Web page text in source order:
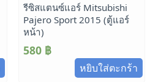
รีซิสแตนซ์แอร์ Mitsubishi
Pajero Sport 2015 (ตู้แอร์
หน้า)
580 ฿
หยิบใส่ตะกร้า